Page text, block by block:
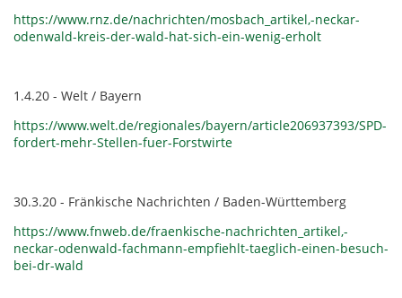
https://www.rnz.de/nachrichten/mosbach_artikel,-neckar-
odenwald-kreis-der-wald-hat-sich-ein-wenig-erholt
1.4.20 - Welt / Bayern
https://www.welt.de/regionales/bayern/article206937393/SPD-
fordert-mehr-Stellen-fuer-Forstwirte
30.3.20 - Fränkische Nachrichten / Baden-Württemberg
https://www.fnweb.de/fraenkische-nachrichten_artikel,-
neckar-odenwald-fachmann-empfiehlt-taeglich-einen-besuch-
bei-dr-wald